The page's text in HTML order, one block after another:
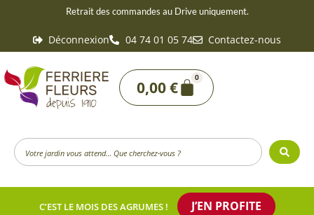
contenu
Retrait des commandes au Drive uniquement.
Déconnexion 04 74 01 05 74 Contactez-nous
0,00€
0
Panier
Search
...
C’EST LE MOIS DES AGRUMES ! J’EN PROFITE